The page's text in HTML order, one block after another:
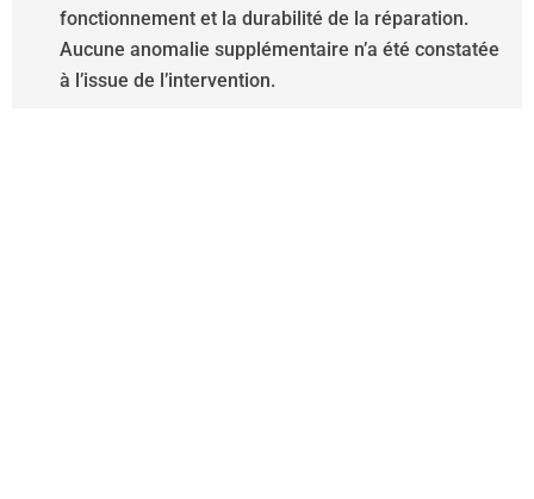
fonctionnement et la durabilité de la réparation.
Aucune anomalie supplémentaire n’a été constatée
à l’issue de l’intervention.